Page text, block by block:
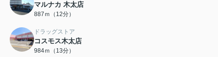
マルナカ 木太店
887ｍ（12分）
ドラッグストア
コスモス木太店
984ｍ（13分）